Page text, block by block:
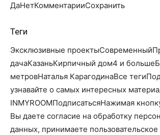
ДаНетКомментарииСохранить
Теги
Эксклюзивные
дачаКазаньКирпичный дом4 и
метровНаталья КарагодинаВсе
узнавайте о самых интересных
INMYROOMПодписатьсяНажимая
Вы даете согласие на обработку
данных, принимаете